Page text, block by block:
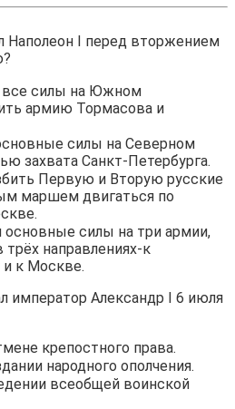
Наполеон I перед вторжением
все силы на Южном
армию Тормасова и
силы на Северном
захвата Санкт-Петербурга.
Первую и Вторую русские
маршем двигаться по
основные силы на три армии,
направлениях-к
и к Москве.
император Александр I 6 июля
крепостного права.
народного ополчения.
всеобщей воинской